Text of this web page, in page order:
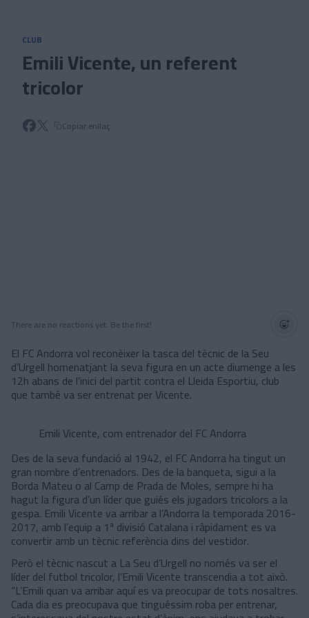
CLUB
Emili Vicente, un referent
tricolor
Copiar enllaç
There are no reactions yet. Be the first!
El FC Andorra vol reconèixer la tasca del tècnic de la Seu
d’Urgell homenatjant la seva figura en un acte diumenge a les
12h abans de l’inici del partit contra el Lleida Esportiu, club
que també va ser entrenat per Vicente.
Emili Vicente, com entrenador del FC Andorra
Des de la seva fundació al 1942, el FC Andorra ha tingut un
gran nombre d’entrenadors. Des de la banqueta, sigui a la
Borda Mateu o al Camp de Prada de Moles, sempre hi ha
hagut la figura d’un líder que guiés els jugadors tricolors a la
gespa. Emili Vicente va arribar a l’Andorra la temporada 2016-
2017, amb l’equip a 1ª divisió Catalana i ràpidament es va
convertir amb un tècnic referència dins del vestidor.
Però el tècnic nascut a La Seu d’Urgell no només va ser el
líder del futbol tricolor, l’Emili Vicente transcendia a tot això.
“L’Emili quan va arribar aquí es va preocupar de tots nosaltres.
Cada dia es preocupava que tinguéssim roba per entrenar,